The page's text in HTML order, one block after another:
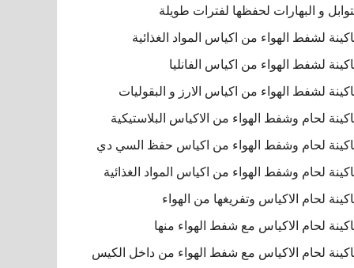
و البهارات لحفظها لفترات طويلة
لشفط الهواء من اكياس المواد الغذائية
لشفط الهواء من اكياس الفانليا
لشفط الهواء من اكياس الارز و البقوليات
لحام وشفط الهواء من الاكياس البلاستيكية
لحام وشفط الهواء من اكياس حفظ السي دي
لحام وشفط الهواء من اكياس المواد الغذائية
لحام الاكياس وتفريغها من الهواء
لحام الاكياس مع شفط الهواء منها
لحام الاكياس مع شفط الهواء من داخل الكيس